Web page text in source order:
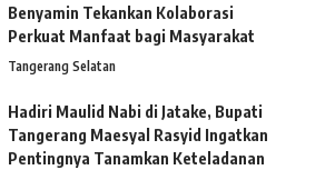
Benyamin Tekankan Kolaborasi
Perkuat Manfaat bagi Masyarakat
Tangerang Selatan
Hadiri Maulid Nabi di Jatake, Bupati
Tangerang Maesyal Rasyid Ingatkan
Pentingnya Tanamkan Keteladanan